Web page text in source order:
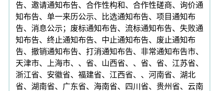
告、邀请通知布告、合作性构和、合作性磋商、询价通
知布告、单一来历公示、比选通知布告、项目通知布
告、消息公示；废标通知布告、流标通知布告、失败通
知布告、终止通知布告、中止通知布告、废止通知布
告、撤销通知布告、打消通知布告、非常通知布告市、
天津市、上海市、、省、山西省、、省、省、江苏省、
浙江省、安徽省、福建省、江西省、、河南省、湖北
省、湖南省、广东省、海南省、四川省、贵州省、云南